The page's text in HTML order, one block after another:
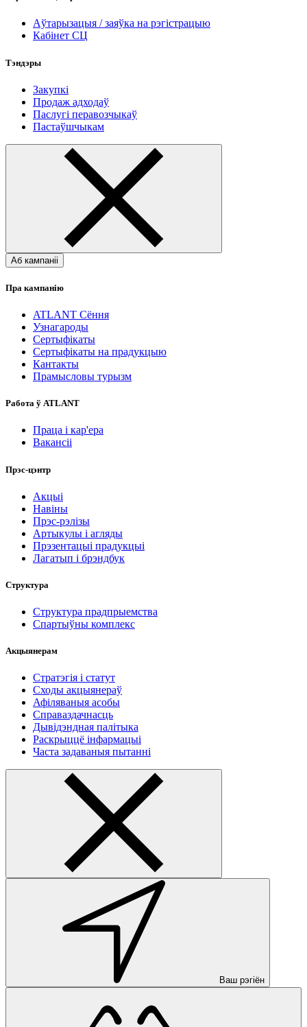
Аўтарызацыя / заяўка на рэгістрацыю
Кабінет СЦ
Тэндэры
Закупкі
Продаж адходаў
Паслугі перавозчыкаў
Пастаўшчыкам
Аб кампаніі
Пра кампанію
ATLANT Сёння
Узнагароды
Сертыфікаты
Сертыфікаты на прадукцыю
Кантакты
Прамысловы турызм
Работа ў ATLANT
Праца і кар'ера
Вакансіі
Прэс-цэнтр
Акцыі
Навіны
Прэс-рэлізы
Артыкулы і агляды
Прэзентацыі прадукцыі
Лагатып і брэндбук
Структура
Структура прадпрыемства
Спартыўны комплекс
Акцыянерам
Стратэгія і статут
Сходы акцыянераў
Афіляваныя асобы
Справаздачнасць
Дывідэндная палітыка
Раскрыццё інфармацыі
Часта задаваныя пытанні
Ваш рэгіён